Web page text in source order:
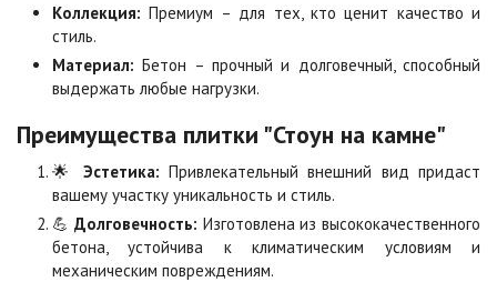
Мокко
1 040 ₽/м
1 040 ₽/м
Оранжевая
Осень
Особая серия
1 040 ₽ /м2
Сансет
1 040 ₽/м2
Коллекция: Премиум – для тех, кто ценит качество и
стиль.
Материал: Бетон – прочный и долговечный, способный
выдержать любые нагрузки.
Преимущества плитки "Стоун на камне"
🌟 Эстетика: Привлекательный внешний вид придаст
вашему участку уникальность и стиль.
💪Долговечность: Изготовлена из высококачественного
бетона, устойчива к климатическим условиям и
механическим повреждениям.